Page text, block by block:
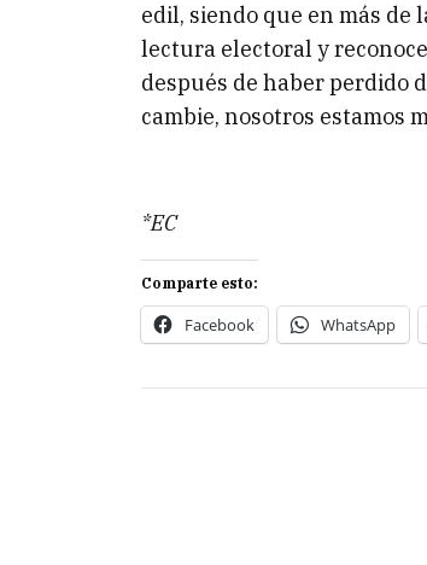
edil, siendo que en más de
lectura electoral y
después de haber perdido
cambie, nosotros estamos
*EC
Comparte esto:
Facebook WhatsApp